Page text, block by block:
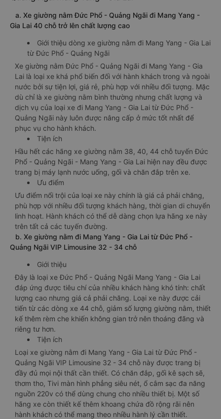
a. Xe giường nằm Đức Phổ - Quảng Ngãi đi Mang Yang -
Gia Lai 40 chỗ trở lên chất lượng cao
Giới thiệu dòng xe giường nằm đi Mang Yang - Gia Lai
từ Đức Phổ - Quảng Ngãi
Xe giường nằm Đức Phổ - Quảng Ngãi đi Mang Yang - Gia
Lai là loại xe khá phổ biến đối với hành khách trong và ngoài
nước bởi sự tiện lợi, giá rẻ, phù hợp với nhiều đối tượng. Mặc
dù chỉ là xe giường nằm bình thường nhưng chất lượng và
dịch vụ của loại xe đi Mang Yang - Gia Lai từ Đức Phổ -
Quảng Ngãi này luôn được nâng cấp ở mức tốt nhất để
phục vụ cho hành khách.
Tiện ích
Hầu hết các hãng xe giường nằm 38, 40, 44 chỗ tuyến Đức
Phổ - Quảng Ngãi - Mang Yang - Gia Lai hiện nay đều được
trang bị máy lạnh nước uống, gối và chăn đắp trên xe.
Ưu điểm
Ưu điểm nổi trội của loại xe này chính là giá cả phải chăng,
phù hợp với nhiều đối tượng khách hàng, thời gian di chuyển
linh hoạt. Hành khách có thể dễ dàng chọn lựa hãng xe này
trên tất cả các tuyến đường.
b. Xe giường nằm đi Mang Yang - Gia Lai từ Đức Phổ -
Quảng Ngãi VIP Limousine 32 - 34 chỗ
Giới thiệu
Đây là loại xe Đức Phổ - Quảng Ngãi Mang Yang - Gia Lai
đáp ứng được tiêu chí của nhiều khách hàng khó tính: chất
lượng cao nhưng giá cả phải chăng. Loại xe này được cải
tiến từ các dòng xe 44 chỗ, giảm số lượng giường nằm, thiết
kế thêm rèm che khiến không gian trở nên thoáng đãng và
riêng tư hơn.
Tiện ích
Loại xe giường nằm đi Mang Yang - Gia Lai từ Đức Phổ -
Quảng Ngãi VIP Limousine 32 - 34 chỗ này được trang bị
đầy đủ mọi nội thất cần thiết. Có chăn đắp, gối kê sạch sẽ,
thơm tho, Tivi màn hình phẳng siêu nét, ổ cắm sạc đa năng
nguồn 220v có thể dùng chung cho nhiều thiết bị. Một số
hãng xe còn thiết kế thêm khoang chứa đồ rộng rãi nên
hành khách có thể mang theo nhiều hành lý cần thiết.